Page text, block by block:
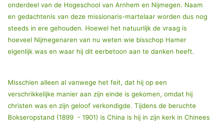
onderdeel van de Hogeschool van Arnhem en Nijmegen. Naam
en gedachtenis van deze missionaris-martelaar worden dus nog
steeds in ere gehouden. Hoewel het natuurlijk de vraag is
hoeveel Nijmegenaren van nu weten wie bisschop Hamer
eigenlijk was en waar hij dit eerbetoon aan te danken heeft.
Misschien alleen al vanwege het feit, dat hij op een
verschrikkelijke manier aan zijn einde is gekomen, omdat hij
christen was en zijn geloof verkondigde. Tijdens de beruchte
Bokseropstand (1899 - 1901) is China is hij in zijn kerk in Chinees